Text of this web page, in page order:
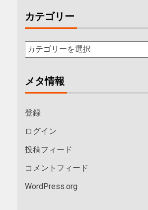
カテゴリー
メタ情報
登録
ログイン
投稿フィード
コメントフィード
WordPress.org